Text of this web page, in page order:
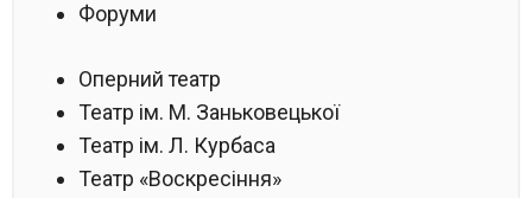
Форуми
Оперний театр
Театр ім. М. Заньковецької
Театр ім. Л. Курбаса
Театр «Воскресіння»